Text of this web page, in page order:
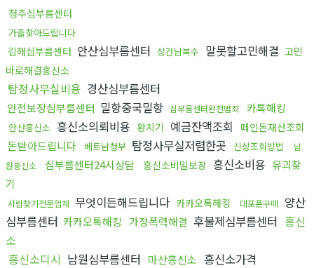
청주심부름센터
가출찾아드립니다
김해심부름센터 안산심부름센터 상간남복수 말못할고민해결 고민
바로해결흥신소
탐정사무실비용 경산심부름센터
안전보장심부름센터 밀항중국밀항 심부름센터완전범죄 카톡해킹
안산흥신소 흥신소의뢰비용 환치기 예금잔액조회 떼인돈재산조회
돈받아드립니다 베트남청부 탐정사무실저렴한곳 신상조회방법
남
원흥신소
심부름센터24시상담 흥신소비밀보장 흥신소비용 유괴찾
기
사람찾기전문업체 무엇이든해드립니다 카카오톡해킹 대포폰구매 양산
심부름센터 카카오톡해킹 가정폭력해결 후불제심부름센터 흥신
소
흥신소디시 남원심부름센터 마산흥신소 흥신소가격